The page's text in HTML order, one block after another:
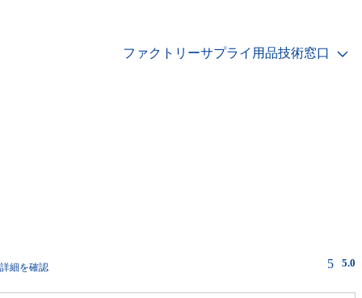
ファクトリーサプライ用品技術窓口
詳細を確認 5 5.0